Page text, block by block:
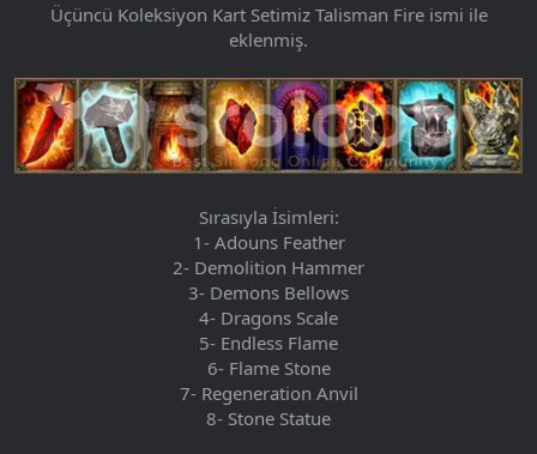
Üçüncü Koleksiyon Kart Setimiz Talisman Fire ismi ile
eklenmiş.
Sırasıyla İsimleri:
1- Adouns Feather
2- Demolition Hammer
3- Demons Bellows
4- Dragons Scale
5- Endless Flame
6- Flame Stone
7- Regeneration Anvil
8- Stone Statue